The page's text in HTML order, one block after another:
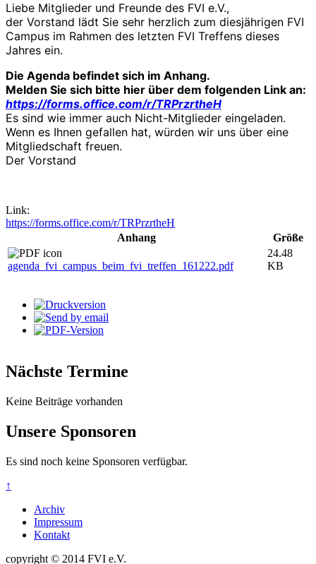
Liebe Mitglieder und Freunde des FVI e.V.,
der Vorstand lädt Sie sehr herzlich zum diesjährigen FVI
Campus im Rahmen des letzten FVI Treffens dieses
Jahres ein.
Die Agenda befindet sich im Anhang.
Melden Sie sich bitte hier über dem folgenden Link an:
https://forms.office.com/r/TRPrzrtheH
Es sind wie immer auch Nicht-Mitglieder eingeladen.
Wenn es Ihnen gefallen hat, würden wir uns über eine
Mitgliedschaft freuen.
Der Vorstand
Link:
https://forms.office.com/r/TRPrzrtheH
Anhang
Größe
agenda_fvi_campus_beim_fvi_treffen_161222.pdf
24.48
KB
Nächste Termine
Keine Beiträge vorhanden
Unsere Sponsoren
Es sind noch keine Sponsoren verfügbar.
↑
Archiv
Impressum
Kontakt
copyright © 2014 FVI e.V.